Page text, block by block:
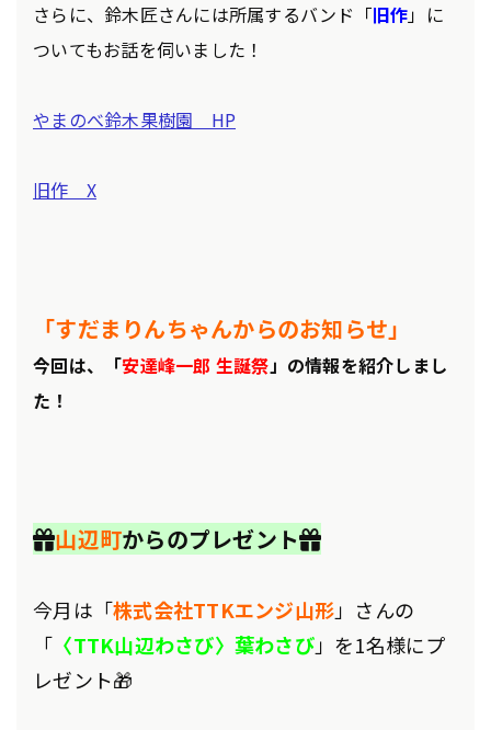
さらに、鈴木匠さんには所属するバンド「旧作」に
ついてもお話を伺いました！
やまのべ鈴木果樹園 HP
旧作 X
「すだまりんちゃんからのお知らせ」
今回は、「安達峰一郎 生誕祭」の情報を紹介しまし
た！
🎁山辺町からのプレゼント🎁
今月は「株式会社TTKエンジ山形」さんの
「 〈TTK山辺わさび〉葉わさび」を1名様にプ
レゼント🎁